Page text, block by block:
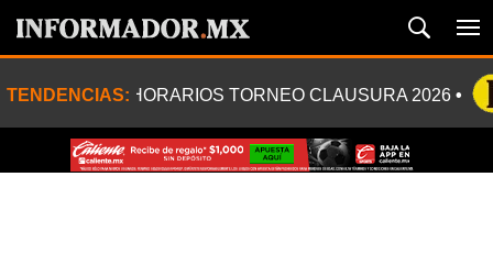
TENDENCIAS: HORARIOS TORNEO CLAUSURA 2026